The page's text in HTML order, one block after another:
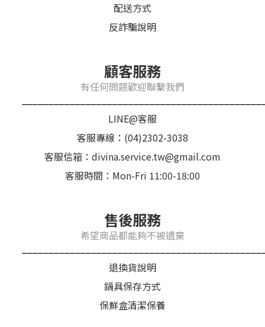
配送方式
反詐騙說明
顧客服務
有任何問題歡迎聯繫我們
LINE@客服
客服專線：(04)2302-3038
客服信箱：divina.service.tw@gmail.com
客服時間：Mon-Fri 11:00-18:00
售後服務
希望商品都能夠不被遺棄
退換貨說明
鍋具保存方式
保鮮盒清潔保養